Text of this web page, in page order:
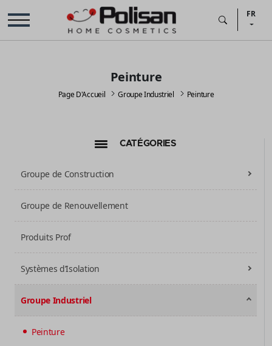
FR
Peinture
Page D'Accueil Groupe Industriel Peinture
CATÉGORIES
Groupe de Construction
Groupe de Renouvellement
Produits Prof
Systèmes d’Isolation
Groupe Industriel
Peinture